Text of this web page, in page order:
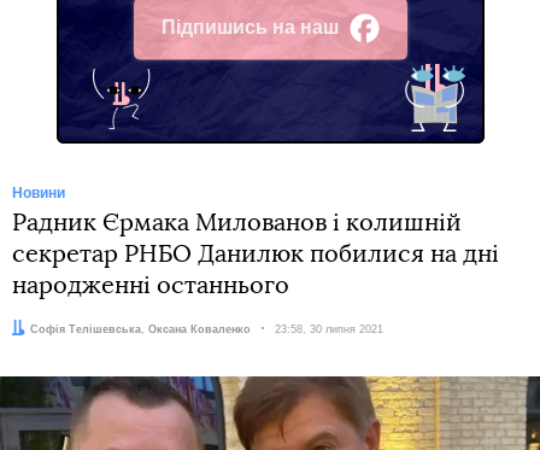
Підпишись на наш
Facebook
Новини
Радник Єрмака Милованов і колишній
секретар РНБО Данилюк побилися на дні
народженні останнього
Автори:
Софія Телішевська Оксана Коваленко Дата:
23:58, 30 липня 2021